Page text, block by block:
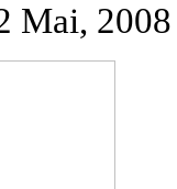
Mai, 2008